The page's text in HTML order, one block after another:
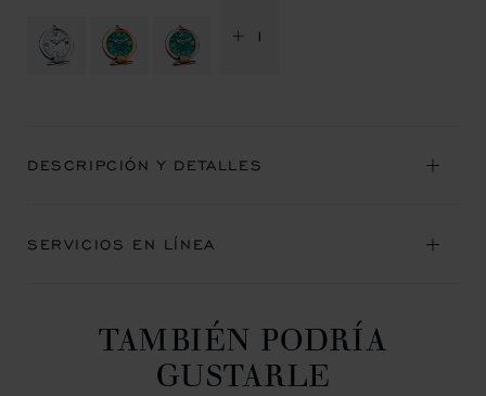
+ 1
DESCRIPCIÓN Y DETALLES
SERVICIOS EN LÍNEA
TAMBIÉN PODRÍA
GUSTARLE